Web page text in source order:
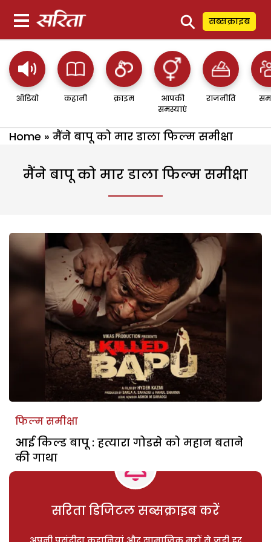
⚲ सब्सक्राइब
ऑडियो कहानी क्राइम
आपकी
समस्याएं
राजनीति
Home » मैंने बापू को मार डाला फिल्म समीक्षा
मैंने बापू को मार डाला फिल्म समीक्षा
फिल्म समीक्षा
आई किल्ड बापू : हत्यारा गोडसे को महान बताने
की गाथा
सरिता डिजिटल सब्सक्राइब करें